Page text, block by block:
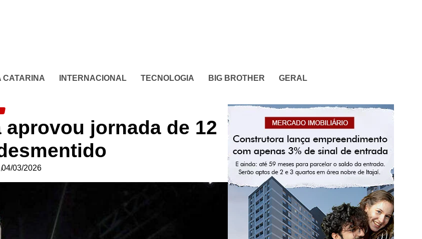
CATARINA INTERNACIONAL TECNOLOGIA BIG BROTHER GERAL
jornada de 12
04/03/2026